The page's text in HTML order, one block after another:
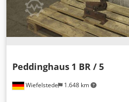
Wiefelstede 1.648 km
Peddinghaus 1 BR / 5